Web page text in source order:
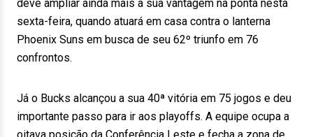
deve ampliar ainda mais a sua vantagem na ponta nesta
sexta-feira, quando atuará em casa contra o lanterna
Phoenix Suns em busca de seu 62º triunfo em 76
confrontos.
Já o Bucks alcançou a sua 40ª vitória em 75 jogos e deu
importante passo para ir aos playoffs. A equipe ocupa a